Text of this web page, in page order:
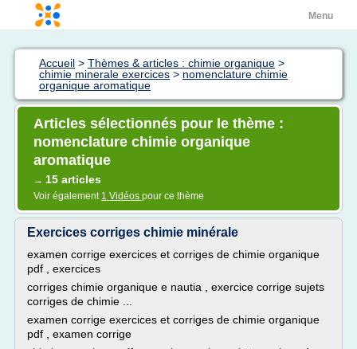
Menu
Accueil > Thèmes & articles : chimie organique >
chimie minerale exercices > nomenclature chimie
organique aromatique
Articles sélectionnés pour le thème :
nomenclature chimie organique
aromatique
→ 15 articles
Voir également 1 Vidéos pour ce thème
Exercices corriges chimie minérale
examen corrige exercices et corriges de chimie organique
pdf , exercices
corriges chimie organique e nautia , exercice corrige sujets
corriges de chimie ...
examen corrige exercices et corriges de chimie organique
pdf , examen corrige